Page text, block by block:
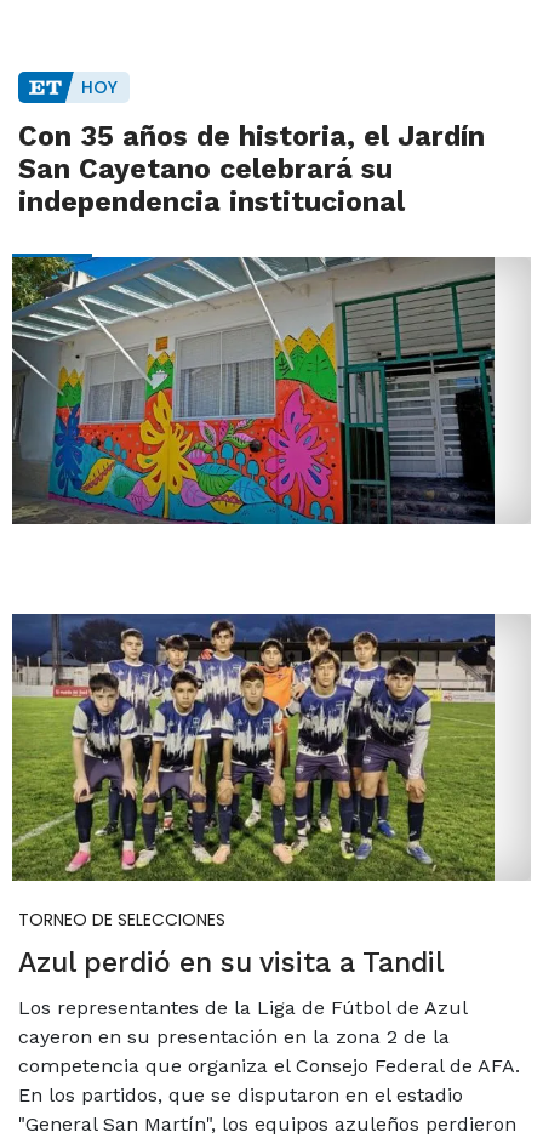
HOY
Con 35 años de historia, el Jardín
San Cayetano celebrará su
independencia institucional
TORNEO DE SELECCIONES
Azul perdió en su visita a Tandil
Los representantes de la Liga de Fútbol de Azul
cayeron en su presentación en la zona 2 de la
competencia que organiza el Consejo Federal de AFA.
En los partidos, que se disputaron en el estadio
"General San Martín", los equipos azuleños perdieron